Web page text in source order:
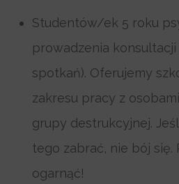
Studentów/ek 5 roku
prowadzenia
spotkań). Oferujemy
zakresu pracy z
grupy destrukcyjnej.
tego zabrać, nie bój się.
ogarnąć!